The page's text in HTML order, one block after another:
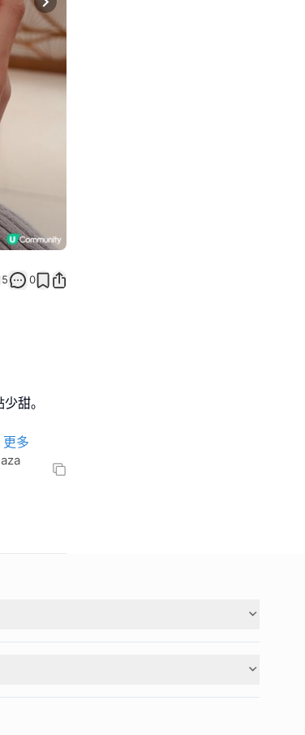
Next slide
5 0
甜｡
更多